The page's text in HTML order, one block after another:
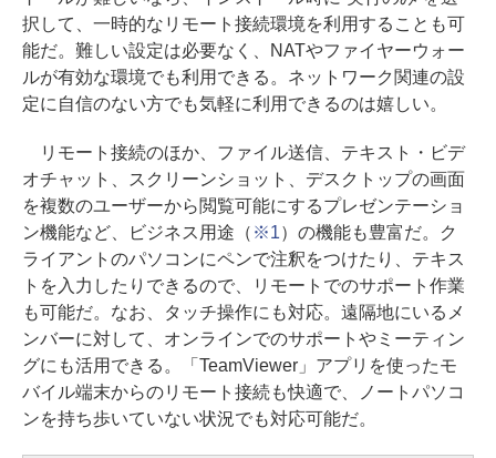
択して、一時的なリモート接続環境を利用することも可
能だ。難しい設定は必要なく、NATやファイヤーウォー
ルが有効な環境でも利用できる。ネットワーク関連の設
定に自信のない方でも気軽に利用できるのは嬉しい。
リモート接続のほか、ファイル送信、テキスト・ビデ
オチャット、スクリーンショット、デスクトップの画面
を複数のユーザーから閲覧可能にするプレゼンテーショ
ン機能など、ビジネス用途（ ※1）の機能も豊富だ。ク
ライアントのパソコンにペンで注釈をつけたり、テキス
トを入力したりできるので、リモートでのサポート作業
も可能だ。なお、タッチ操作にも対応。遠隔地にいるメ
ンバーに対して、オンラインでのサポートやミーティン
グにも活用できる。「TeamViewer」アプリを使ったモ
バイル端末からのリモート接続も快適で、ノートパソコ
ンを持ち歩いていない状況でも対応可能だ。